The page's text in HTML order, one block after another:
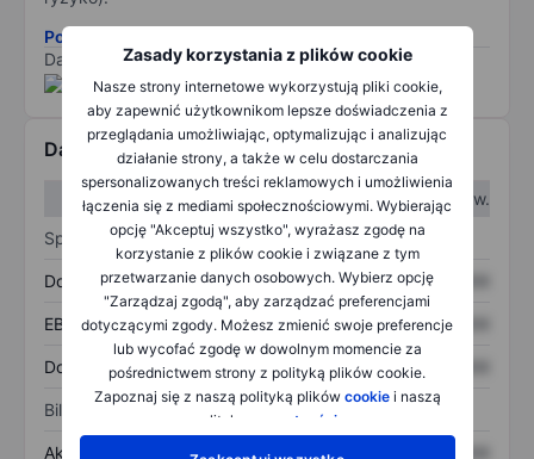
Zasady korzystania z plików cookie
Nasze strony internetowe wykorzystują pliki cookie,
aby zapewnić użytkownikom lepsze doświadczenia z
przeglądania umożliwiając, optymalizując i analizując
działanie strony, a także w celu dostarczania
spersonalizowanych treści reklamowych i umożliwienia
łączenia się z mediami społecznościowymi. Wybierając
opcję "Akceptuj wszystko", wyrażasz zgodę na
korzystanie z plików cookie i związane z tym
przetwarzanie danych osobowych. Wybierz opcję
"Zarządzaj zgodą", aby zarządzać preferencjami
dotyczącymi zgody. Możesz zmienić swoje preferencje
lub wycofać zgodę w dowolnym momencie za
pośrednictwem strony z polityką plików cookie.
Zapoznaj się z naszą polityką plików cookiei naszą
polityką
prywatności
Pobierz metodologię ryzyka ESG.
Dane dostarczone przez
/
Dane finansowe
W I kw.
W II kw.
Sprawozdanie z zysków
Dochód XXXXXXX XXXXXXX
EBITDA XXXXXXX XXXXXXX
Dochód netto XXXXXXX XXXXXXX
Bilans
Aktywa ogółem XXXXXXX